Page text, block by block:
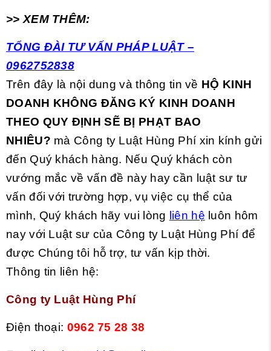
>> XEM THÊM:
TỔNG ĐÀI TƯ VẤN PHÁP LUẬT –
0962752838
Trên đây là nội dung và thông tin về HỘ KINH
DOANH KHÔNG ĐĂNG KÝ KINH DOANH
THEO QUY ĐỊNH SẼ BỊ PHẠT BAO
NHIÊU? mà Công ty Luật Hùng Phí xin kính gửi
đến Quý khách hàng. Nếu Quý khách còn
vướng mắc về vấn đề này hay cần luật sư tư
vấn đối với trường hợp, vụ việc cụ thể của
mình, Quý khách hãy vui lòng liên hệ luôn hôm
nay với Luật sư của Công ty Luật Hùng Phí để
được Chúng tôi hỗ trợ, tư vấn kịp thời.
Thông tin liên hệ:
Công ty Luật Hùng Phí
Điện thoại: 0962 75 28 38